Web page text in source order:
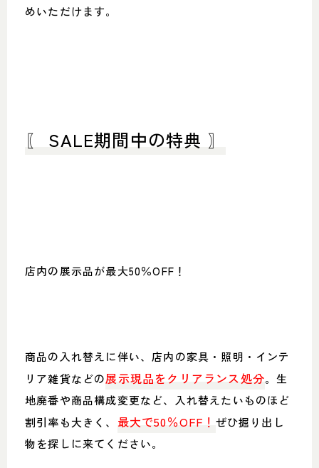
めいただけます。
〖 SALE期間中の特典 〗
店内の展示品が最大50％OFF！
商品の入れ替えに伴い、店内の家具・照明・インテ
リア雑貨などの展示現品をクリアランス処分。生
地廃番や商品構成変更など、入れ替えたいものほど
割引率も大きく、 最大で50％OFF！ ぜひ掘り出し
物を探しに来てください。